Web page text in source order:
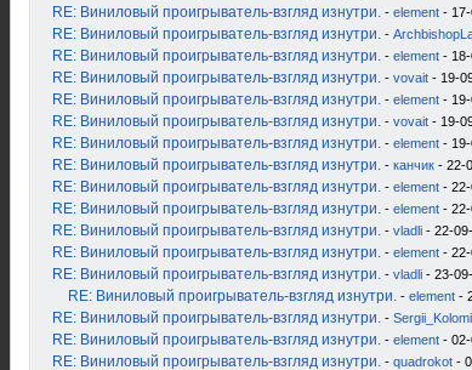
RE: Виниловый проигрыватель-взгляд изнутри. - element -
RE: Виниловый проигрыватель-взгляд изнутри. -
RE: Виниловый проигрыватель-взгляд изнутри. - element -
RE: Виниловый проигрыватель-взгляд изнутри. - vovait - 19-
RE: Виниловый проигрыватель-взгляд изнутри. - element -
RE: Виниловый проигрыватель-взгляд изнутри. - vovait - 19-
RE: Виниловый проигрыватель-взгляд изнутри. - element -
RE: Виниловый проигрыватель-взгляд изнутри. - канчик - 22-
RE: Виниловый проигрыватель-взгляд изнутри. - element -
RE: Виниловый проигрыватель-взгляд изнутри. - element -
RE: Виниловый проигрыватель-взгляд изнутри. - vladli - 22-
RE: Виниловый проигрыватель-взгляд изнутри. - element -
RE: Виниловый проигрыватель-взгляд изнутри. - vladli - 23-
RE: Виниловый проигрыватель-взгляд изнутри. - element -
RE: Виниловый проигрыватель-взгляд изнутри. -
RE: Виниловый проигрыватель-взгляд изнутри. - element -
RE: Виниловый проигрыватель-взгляд изнутри. - quadrokot -